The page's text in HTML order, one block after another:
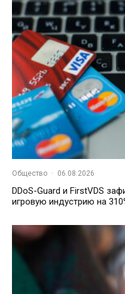
Общество · 06.08.2026
DDoS-Guard и FirstVDS
игровую индустрию на